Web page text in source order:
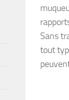
Sans
tout